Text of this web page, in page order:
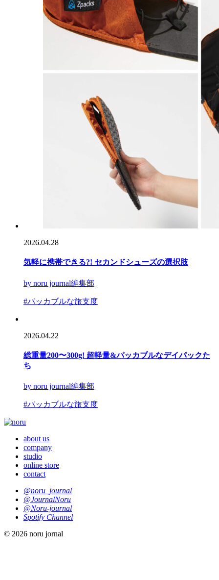
2026.04.28
気軽に携帯できる?! セカンドシューズの選択肢
by noru journal編集部
#パッカブルな旅支度
2026.04.22
総重量200〜300g! 超軽量&パッカブルなデイパックた
ち
by noru journal編集部
#パッカブルな旅支度
about us
company
studio
online store
contact
@noru_journal
@JournalNoru
@Noru-journal
Spotify Channel
© 2026 noru jornal